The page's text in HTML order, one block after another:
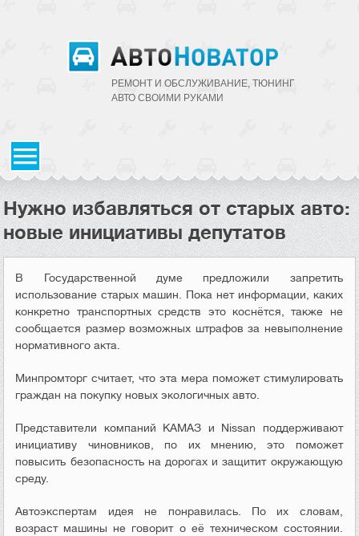
РЕМОНТ И ОБСЛУЖИВАНИЕ, ТЮНИНГ
АВТО CВОИМИ РУКАМИ
Нужно избавляться от старых авто:
новые инициативы депутатов
В Государственной думе предложили запретить
использование старых машин. Пока нет информации, каких
конкретно транспортных средств это коснётся, также не
сообщается размер возможных штрафов за невыполнение
нормативного акта.
Минпромторг считает, что эта мера поможет стимулировать
граждан на покупку новых экологичных авто.
Представители компаний КАМАЗ и Nissan поддерживают
инициативу чиновников, по их мнению, это поможет
повысить безопасность на дорогах и защитит окружающую
среду.
Автоэкспертам идея не понравилась. По их словам,
возраст машины не говорит о её техническом состоянии.